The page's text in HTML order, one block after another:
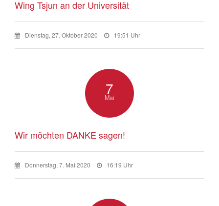
Wing Tsjun an der Universität
Dienstag, 27. Oktober 2020 19:51 Uhr
7
Mai
Wir möchten DANKE sagen!
Donnerstag, 7. Mai 2020 16:19 Uhr